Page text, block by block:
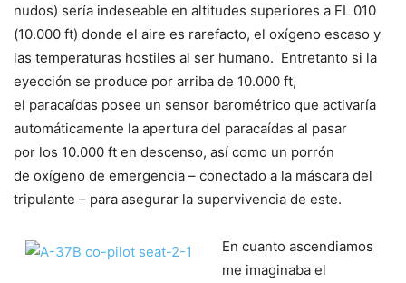
nudos) sería indeseable en altitudes superiores a FL 010
(10.000 ft) donde el aire es rarefacto, el oxígeno escaso y
las temperaturas hostiles al ser humano. Entretanto si la
eyección se produce por arriba de 10.000 ft,
el paracaídas posee un sensor barométrico que activaría
automáticamente la apertura del paracaídas al pasar
por los 10.000 ft en descenso, así como un porrón
de oxígeno de emergencia – conectado a la máscara del
tripulante – para asegurar la supervivencia de este.
En cuanto ascendiamos
me imaginaba el